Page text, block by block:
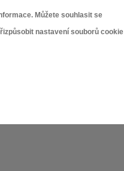
Můžete souhlasit se
nastavení souborů cookie